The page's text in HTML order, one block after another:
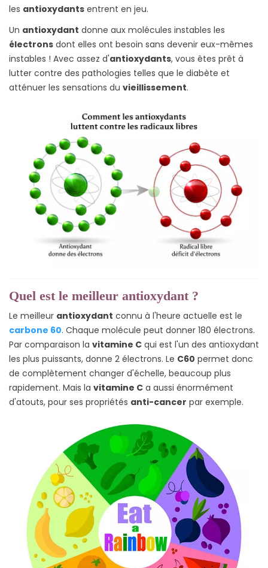
les antioxydants entrent en jeu.
Un antioxydant donne aux molécules instables les
électrons dont elles ont besoin sans devenir eux-mêmes
instables ! Avec assez d'antioxydants, vous êtes prêt à
lutter contre des pathologies telles que le diabète et
atténuer les sensations du vieillissement.
Quel est le meilleur antioxydant ?
Le meilleur antioxydant connu à l'heure actuelle est le
carbone 60. Chaque molécule peut donner 180 électrons.
Par comparaison la vitamine C qui est l'un des antioxydant
les plus puissants, donne 2 électrons. Le C60 permet donc
de complètement changer d'échelle, beaucoup plus
rapidement. Mais la vitamine C a aussi énormément
d'atouts, pour ses propriétés anti-cancer par exemple.